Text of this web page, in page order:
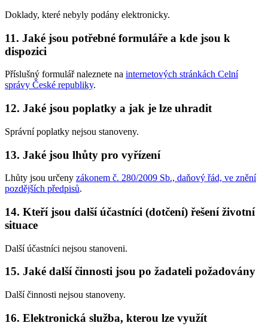
Doklady, které nebyly podány elektronicky.
11. Jaké jsou potřebné formuláře a kde jsou k
dispozici
Příslušný formulář naleznete na internetových stránkách Celní
správy České republiky.
12. Jaké jsou poplatky a jak je lze uhradit
Správní poplatky nejsou stanoveny.
13. Jaké jsou lhůty pro vyřízení
Lhůty jsou určeny zákonem č. 280/2009 Sb., daňový řád, ve znění
pozdějších předpisů.
14. Kteří jsou další účastníci (dotčení) řešení životní
situace
Další účastníci nejsou stanoveni.
15. Jaké další činnosti jsou po žadateli požadovány
Další činnosti nejsou stanoveny.
16. Elektronická služba, kterou lze využít